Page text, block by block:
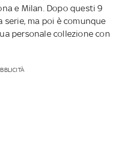
e Milan. Dopo questi 9
ma poi è comunque
personale collezione con